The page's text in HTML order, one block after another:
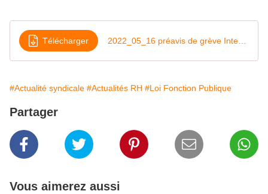
Télécharger
#Actualité syndicale #Actualités RH #Loi Fonction Publique
Partager
Vous aimerez aussi